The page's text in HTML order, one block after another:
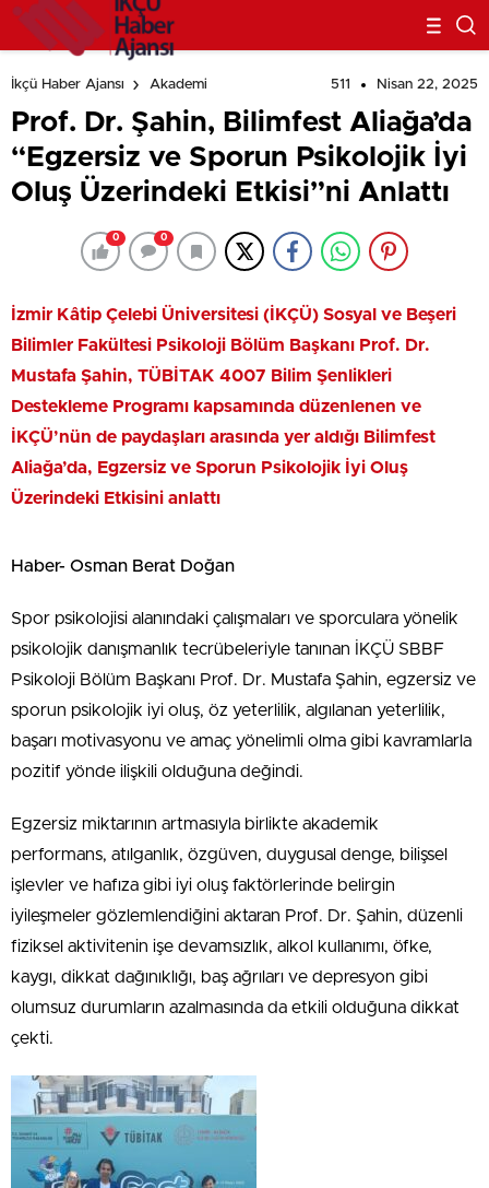
İkçü Haber Ajansı Akademi 511 Nisan 22, 2025
Prof. Dr. Şahin, Bilimfest Aliağa’da
“Egzersiz ve Sporun Psikolojik İyi
Oluş Üzerindeki Etkisi”ni Anlattı
0 0
İzmir Kâtip Çelebi Üniversitesi (İKÇÜ) Sosyal ve Beşeri
Bilimler Fakültesi Psikoloji Bölüm Başkanı Prof. Dr.
Mustafa Şahin, TÜBİTAK 4007 Bilim Şenlikleri
Destekleme Programı kapsamında düzenlenen ve
İKÇÜ’nün de paydaşları arasında yer aldığı Bilimfest
Aliağa’da, Egzersiz ve Sporun Psikolojik İyi Oluş
Üzerindeki Etkisini anlattı
Haber- Osman Berat Doğan
Spor psikolojisi alanındaki çalışmaları ve sporculara yönelik
psikolojik danışmanlık tecrübeleriyle tanınan İKÇÜ SBBF
Psikoloji Bölüm Başkanı Prof. Dr. Mustafa Şahin, egzersiz ve
sporun psikolojik iyi oluş, öz yeterlilik, algılanan yeterlilik,
başarı motivasyonu ve amaç yönelimli olma gibi kavramlarla
pozitif yönde ilişkili olduğuna değindi.
Egzersiz miktarının artmasıyla birlikte akademik
performans, atılganlık, özgüven, duygusal denge, bilişsel
işlevler ve hafıza gibi iyi oluş faktörlerinde belirgin
iyileşmeler gözlemlendiğini aktaran Prof. Dr. Şahin, düzenli
fiziksel aktivitenin işe devamsızlık, alkol kullanımı, öfke,
kaygı, dikkat dağınıklığı, baş ağrıları ve depresyon gibi
olumsuz durumların azalmasında da etkili olduğuna dikkat
çekti.